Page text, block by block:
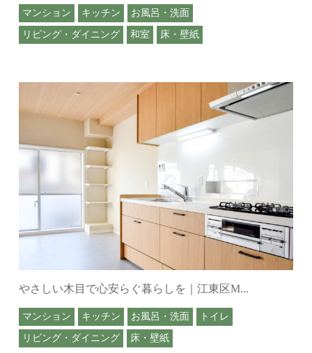
マンション キッチン
お風呂・洗面
リビング・ダイニング
和室 床・壁紙
やさしい木目で心安らぐ暮らしを｜江東区M...
マンション キッチン お風呂・洗面
トイレ
リビング・ダイニング
床・壁紙